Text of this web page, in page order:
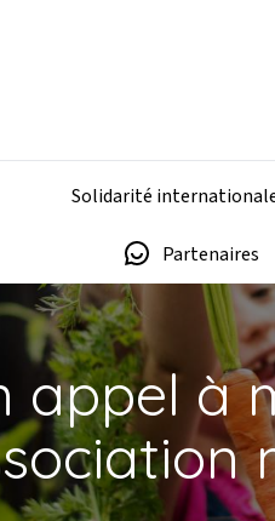
Solidarité
Partenaires
appel à